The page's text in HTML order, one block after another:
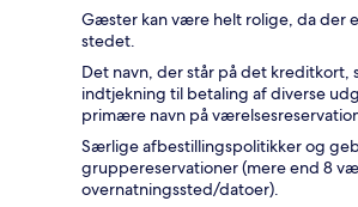
Gæster kan være helt rolige, da der
stedet.
Det navn, der står på det kreditkort,
indtjekning til betaling af diverse
primære navn på
Særlige afbestillingspolitikker og
gruppereservationer (mere end 8
overnatningssted/datoer).